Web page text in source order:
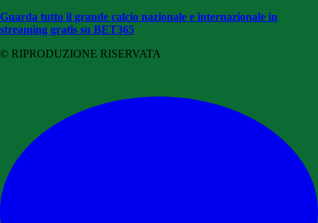
Guarda tutto il grande calcio nazionale e internazionale in
streaming gratis su BET365
© RIPRODUZIONE RISERVATA